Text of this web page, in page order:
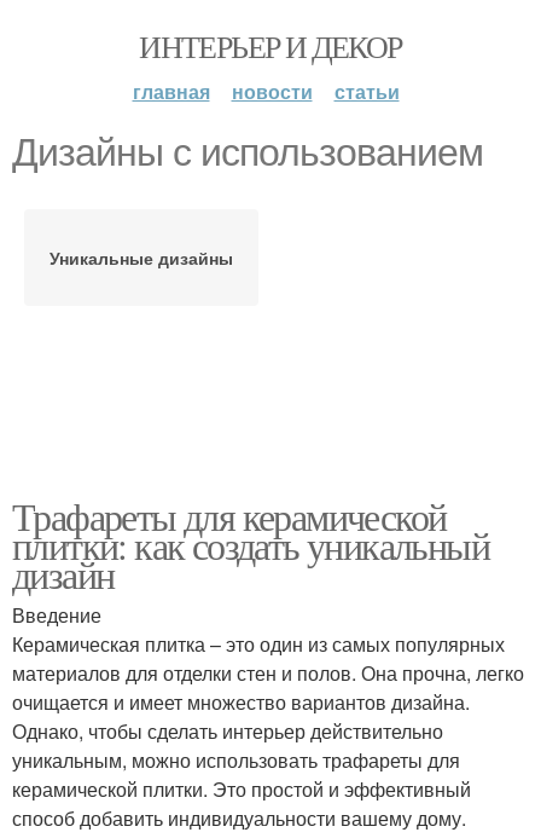
ИНТЕРЬЕР И ДЕКОР
главная новости статьи
Дизайны с использованием
Уникальные дизайны
Трафареты для керамической
плитки: как создать уникальный
дизайн
Введение
Керамическая плитка – это один из самых популярных
материалов для отделки стен и полов. Она прочна, легко
очищается и имеет множество вариантов дизайна.
Однако, чтобы сделать интерьер действительно
уникальным, можно использовать трафареты для
керамической плитки. Это простой и эффективный
способ добавить индивидуальности вашему дому.